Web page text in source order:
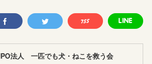
法人 一匹でも犬・ねこを救う会